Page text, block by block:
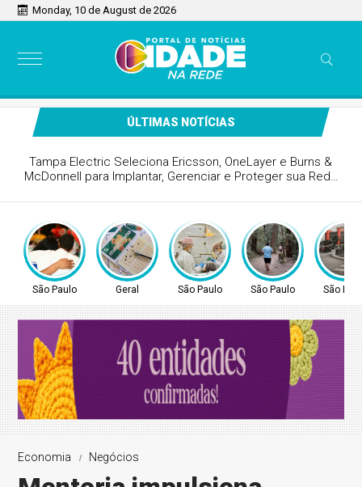
Monday, 10 de August de 2026
ÚLTIMAS NOTÍCIAS
Da apreensão ao acompanhamento: veja como funciona o
Canal da Família da Fundação CASA
São Paulo Geral São Paulo São Paulo São
Economia Negócios